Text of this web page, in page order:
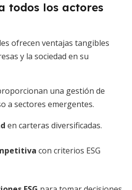
todos los actores
ofrecen ventajas tangibles
y la sociedad en su
una gestión de
a sectores emergentes.
en carteras diversificadas.
con criterios ESG